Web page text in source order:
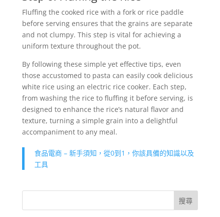
Fluffing the cooked rice with a fork or rice paddle
before serving ensures that the grains are separate
and not clumpy. This step is vital for achieving a
uniform texture throughout the pot.
By following these simple yet effective tips, even
those accustomed to pasta can easily cook delicious
white rice using an electric rice cooker. Each step,
from washing the rice to fluffing it before serving, is
designed to enhance the rice’s natural flavor and
texture, turning a simple grain into a delightful
accompaniment to any meal.
食品電商 – 新手須知，從0到1，你該具備的知識以及
工具